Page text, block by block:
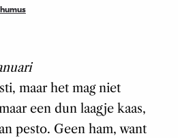
maar het mag niet
een dun laagje kaas,
pesto. Geen ham, want